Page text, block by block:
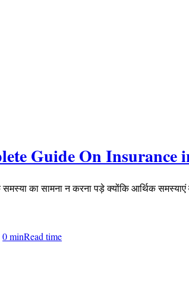
Guide On
का सामना न करना पड़े क्योंकि आर्थिक
0 minRead time